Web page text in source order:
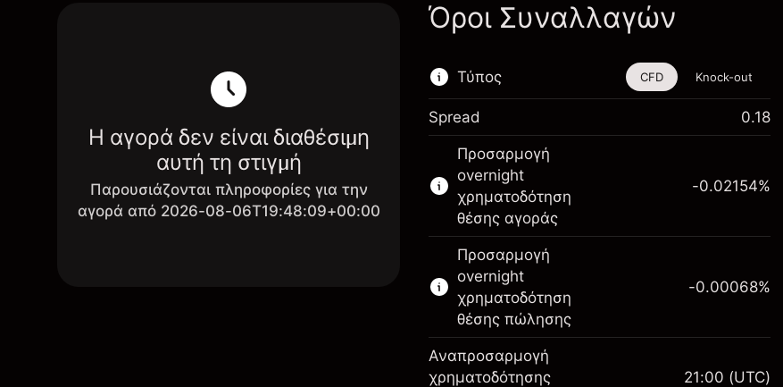
Η αγορά δεν είναι διαθέσιμη
αυτή τη στιγμή
Παρουσιάζονται πληροφορίες για την
αγορά από 2026-08-06T19:48:09+00:00
Όροι Συναλλαγών
Τύπος
Αυτό το χρηματοοικονομικό εργαλείο είναι
διαθέσιμο για διαπραγμάτευση μέσω CFDs και
Knock-outs.
Μάθετε περισσότερα σχετικά με:
CFDs
Knock-outs
CFD Knock-out
Spread 0.18
Προσαρμογή
overnight
χρηματοδότηση
θέσης αγοράς
Περιθώριο. Η επένδυσή
-0.02154%
Προσαρμογή
overnight
χρηματοδότηση
θέσης πώλησης
-0.00068%
Αναπροσαρμογή
χρηματοδότησης
21:00 (UTC)